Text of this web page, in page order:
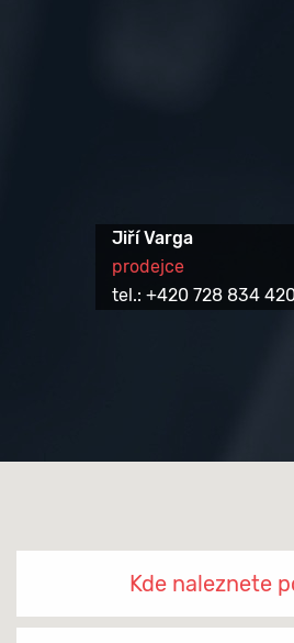
Jiří Varga
prodejce
tel.: +420 728 834
Kde naleznete